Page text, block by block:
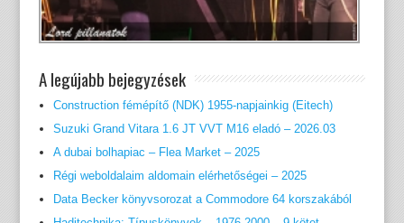
A legújabb bejegyzések
Construction fémépítő (NDK) 1955-napjainkig (Eitech)
Suzuki Grand Vitara 1.6 JT VVT M16 eladó – 2026.03
A dubai bolhapiac – Flea Market – 2025
Régi weboldalaim aldomain elérhetőségei – 2025
Data Becker könyvsorozat a Commodore 64 korszakából